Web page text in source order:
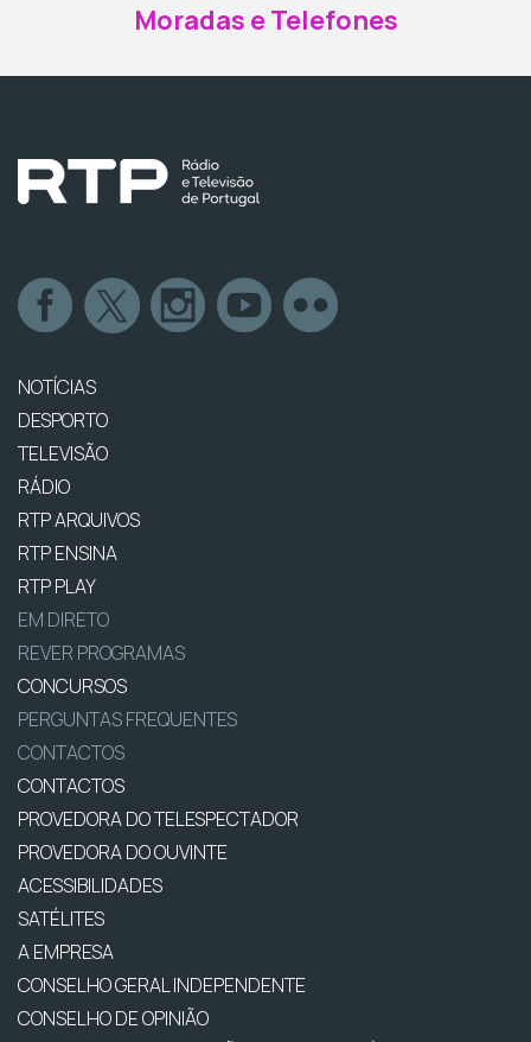
Moradas e Telefones
NOTÍCIAS
DESPORTO
TELEVISÃO
RÁDIO
RTP ARQUIVOS
RTP ENSINA
RTP PLAY
EM DIRETO
REVER PROGRAMAS
CONCURSOS
PERGUNTAS FREQUENTES
CONTACTOS
CONTACTOS
PROVEDORA DO TELESPECTADOR
PROVEDORA DO OUVINTE
ACESSIBILIDADES
SATÉLITES
A EMPRESA
CONSELHO GERAL INDEPENDENTE
CONSELHO DE OPINIÃO